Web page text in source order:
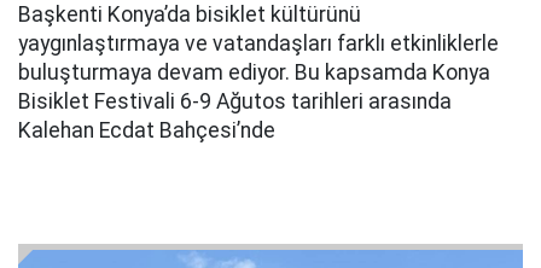
Başkenti Konya’da bisiklet kültürünü
yaygınlaştırmaya ve vatandaşları farklı etkinliklerle
buluşturmaya devam ediyor. Bu kapsamda Konya
Bisiklet Festivali 6-9 Ağutos tarihleri arasında
Kalehan Ecdat Bahçesi’nde